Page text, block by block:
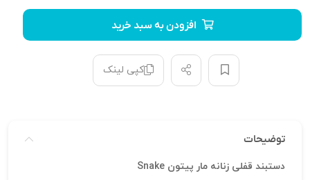
افزودن به سبد خرید
کپی لینک
توضیحات
دستبند قفلی زنانه مار پیتون Snake